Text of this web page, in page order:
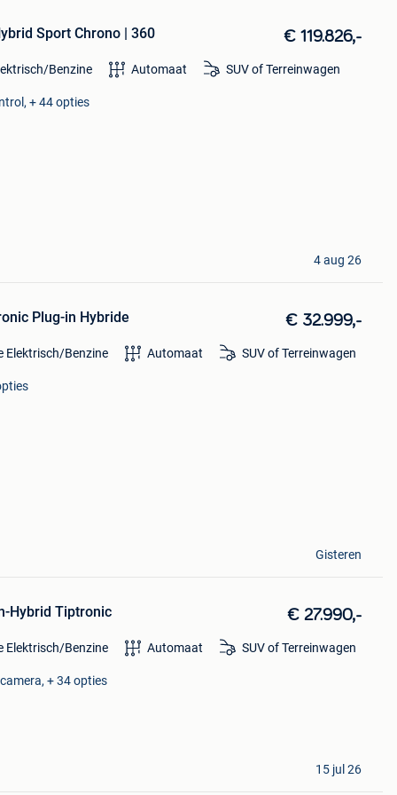
Sport Chrono | 360 € 119.826,-
Benzine Automaat SUV of Terreinwagen
+ 44 opties
4 aug 26
Plug-in Hybride € 32.999,-
Elektrisch/Benzine Automaat SUV of Terreinwagen
Gisteren
Hybrid Tiptro­nic € 27.990,-
Elektrisch/Benzine Automaat SUV of Terreinwagen
+ 34 opties
15 jul 26